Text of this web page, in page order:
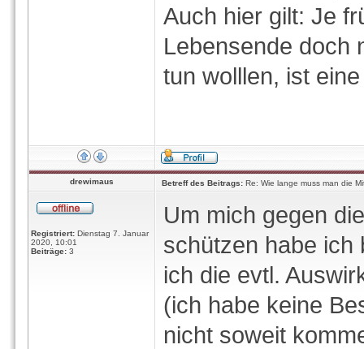
Auch hier gilt: Je
Lebensende doch
tun wolllen, ist
drewimaus Betreff des Beitrags: Re: Wie lange muss man die
Registriert: Dienstag 7. Januar
2020, 10:01
Beiträge: 3
Um mich gegen
schützen habe ich
ich die evtl.
(ich habe keine
nicht soweit